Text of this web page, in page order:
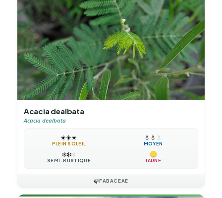
Acacia dealbata
Acacia dealbata
☀️☀️☀️
PLEIN SOLEIL
💧 💧 💧
MOYEN
❄️❄️❄️
SEMI-RUSTIQUE JAUNE
🍃FABACEAE